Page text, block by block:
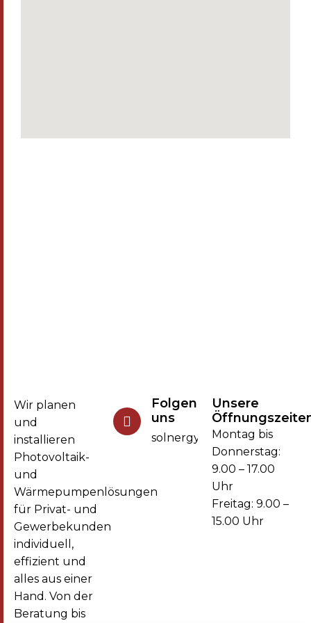
Wir planen
und
installieren
Photovoltaik-
und
Wärmepumpenlösungen
für Privat- und
Gewerbekunden
individuell,
effizient und
alles aus einer
Hand. Von der
Beratung bis
Folgen Sie
uns
solnergy.solar
Unsere
Montag bis
Donnerstag:
9.00 – 17.00
Uhr
Freitag: 9.00 –
15.00 Uhr